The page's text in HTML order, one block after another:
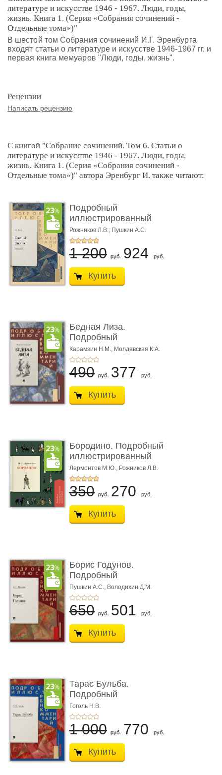
литературе и искусстве 1946 - 1967. Люди, годы,
жизнь. Книга 1. (Серия «Собрания сочинений -
Отдельные тома»)"
В шестой том Собрания сочинений И.Г. Эренбурга
входят статьи о литературе и искусстве 1946-1967 гг. и
первая книга мемуаров "Люди, годы, жизнь".
Рецензии
Написать рецензию
С книгой "Собрание сочинений. Том 6. Статьи о
литературе и искусстве 1946 - 1967. Люди, годы,
жизнь. Книга 1. (Серия «Собрания сочинений -
Отдельные тома»)" автора Эренбург И. также читают:
Подробный
иллюстрированный
комментарий к ром� ...
Рожников Л.В.; Пушкин А.С.
1 200 руб. 924 руб.
Купить
Бедная Лиза.
Подробный
иллюстрированный
комме ...
Карамзин Н.М., Молдавская К.А.
490 руб. 377 руб.
Купить
Бородино. Подробный
иллюстрированный
коммент� ...
Лермонтов М.Ю., Рожников Л.В.
350 руб. 270 руб.
Купить
Борис Годунов.
Подробный
иллюстрированный
ком ...
Пушкин А.С., Володихин Д.М.
650 руб. 501 руб.
Купить
Тарас Бульба.
Подробный
иллюстрированный
комм ...
Гоголь Н.В.
1 000 руб. 770 руб.
Купить